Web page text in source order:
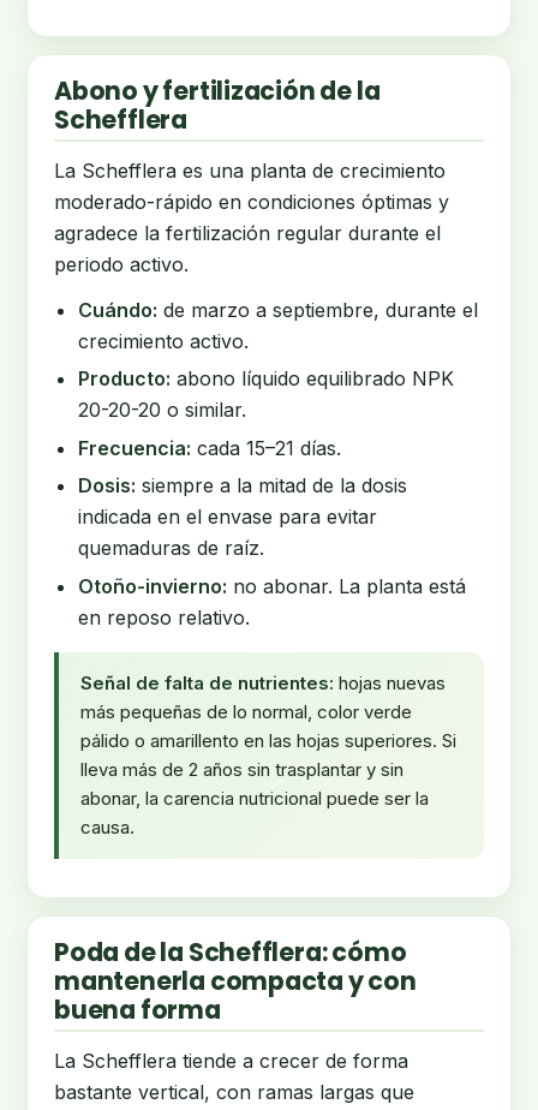
Abono y fertilización de la
Schefflera
La Schefflera es una planta de crecimiento
moderado-rápido en condiciones óptimas y
agradece la fertilización regular durante el
periodo activo.
Cuándo: de marzo a septiembre, durante el
crecimiento activo.
Producto: abono líquido equilibrado NPK
20-20-20 o similar.
Frecuencia: cada 15–21 días.
Dosis: siempre a la mitad de la dosis
indicada en el envase para evitar
quemaduras de raíz.
Otoño-invierno: no abonar. La planta está
en reposo relativo.
Señal de falta de nutrientes: hojas nuevas
más pequeñas de lo normal, color verde
pálido o amarillento en las hojas superiores. Si
lleva más de 2 años sin trasplantar y sin
abonar, la carencia nutricional puede ser la
causa.
Poda de la Schefflera: cómo
mantenerla compacta y con
buena forma
La Schefflera tiende a crecer de forma
bastante vertical, con ramas largas que